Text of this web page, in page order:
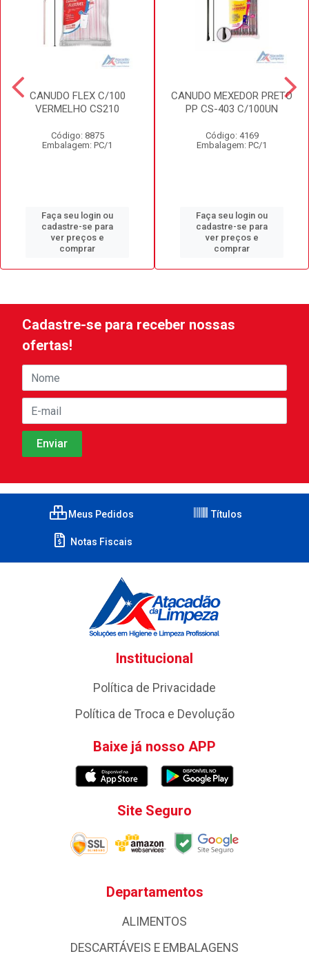
CANUDO FLEX C/100
VERMELHO CS210
Código: 8875
Embalagem: PC/1
Faça seu login ou
cadastre-se para
ver preços e
comprar
CANUDO MEXEDOR PRETO
PP CS-403 C/100UN
Código: 4169
Embalagem: PC/1
Faça seu login ou
cadastre-se para
ver preços e
comprar
Cadastre-se para receber nossas
ofertas!
Meus Pedidos Títulos
Notas Fiscais
Institucional
Política de Privacidade
Política de Troca e Devolução
Baixe já nosso APP
Site Seguro
Departamentos
ALIMENTOS
DESCARTÁVEIS E EMBALAGENS